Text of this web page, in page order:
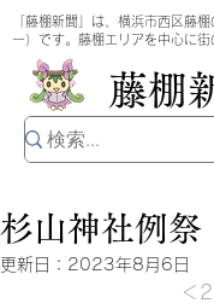
藤棚
「藤棚新聞」は、横浜市西区藤
ー）です。藤棚エリアを中心に街
杉山神社例祭
更新日： 2023年8月6日
＜